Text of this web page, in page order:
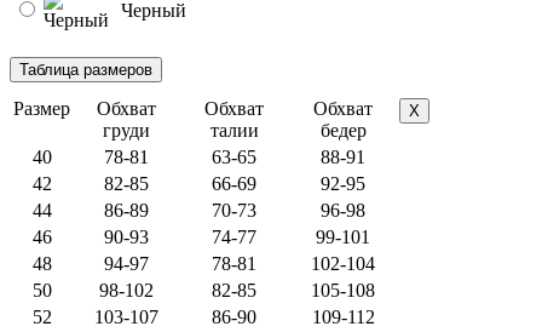
Черный
Размер
Обхват
груди
Обхват
талии
Обхват
бедер
X
40 78-81 63-65
88-91
42
82-85 66-69
92-95
44
86-89 70-73
96-98
46
90-93 74-77
99-101
48
94-97 78-81
102-104
50
98-102 82-85
105-108
52
103-107 86-90
109-112